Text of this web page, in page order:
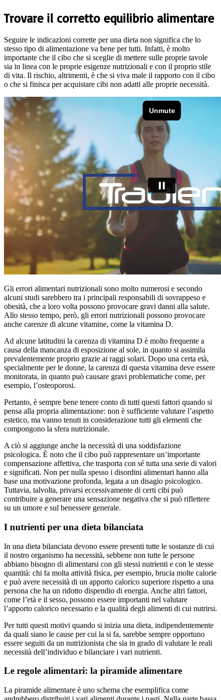
Trovare il corretto equilibrio alimentare
Seguire le indicazioni corrette per una dieta non significa che lo
stesso tipo di alimentazione va bene per tutti. Infatti, è molto
importante che il cibo che si sceglie di mettere sulle proprie tavole
sia in linea con le proprie esigenze nutrizionali e con il proprio stile
di vita. Il rischio, altrimenti, è che si viva male il rapporto con il cibo
o che si finisca per acquistare cibi non adatti alle proprie necessità.
Gli errori alimentari nutrizionali sono molto numerosi e secondo
alcuni studi sarebbero tra i principali responsabili di sovrappeso e
obesità, che a loro volta possono provocare gravi danni alla salute.
Allo stesso tempo, però, gli errori nutrizionali possono provocare
anche carenze di alcune vitamine, come la vitamina D.
Ad alcune latitudini la carenza di vitamina D è molto frequente a
causa della mancanza di esposizione al sole, in quanto si assimila
prevalentemente proprio grazie ai raggi solari. Dopo una certa età,
specialmente per le donne, la carenza di questa vitamina deve essere
monitorata, in quanto può causare gravi problematiche come, per
esempio, l’osteoporosi.
Pertanto, è sempre bene tenere conto di tutti questi fattori quando si
pensa alla propria alimentazione: non è sufficiente valutare l’aspetto
estetico, ma vanno tenuti in considerazione tutti gli elementi che
compongono la sfera nutrizionale.
A ciò si aggiunge anche la necessità di una soddisfazione
psicologica. È noto che il cibo può rappresentare un’importante
compensazione affettiva, che trasporta con sé tutta una serie di valori
e significati. Non per nulla spesso i disordini alimentari hanno alla
base una motivazione profonda, legata a un disagio psicologico.
Tuttavia, talvolta, privarsi eccessivamente di certi cibi può
contribuire a generare una sensazione negativa che si può riflettere
su un umore e sul benessere generale.
I nutrienti per una dieta bilanciata
In una dieta bilanciata devono essere presenti tutte le sostanze di cui
il nostro organismo ha necessità, sebbene non tutte le persone
abbiano bisogno di alimentarsi con gli stessi nutrienti e con le stesse
quantità: chi fa molta attività fisica, per esempio, brucia molte calorie
e può avere necessità di un apporto calorico superiore rispetto a una
persona che ha un ridotto dispendio di energia. Anche altri fattori,
come l’età e il sesso, possono essere importanti nel valutare
l’apporto calorico necessario e la qualità degli alimenti di cui nutrirsi.
Per tutti questi motivi quando si inizia una dieta, indipendentemente
da quali siano le cause per cui la si fa, sarebbe sempre opportuno
essere seguiti da un nutrizionista che sia in grado di valutare le reali
necessità dell’individuo e bilanciare i vari nutrienti.
Le regole alimentari: la piramide alimentare
La piramide alimentare è uno schema che esemplifica come